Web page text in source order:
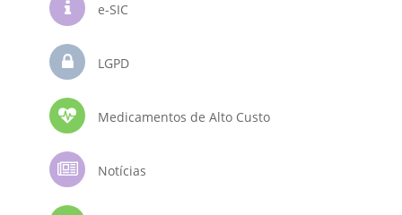
e-SIC
LGPD
Medicamentos de Alto Custo
Notícias